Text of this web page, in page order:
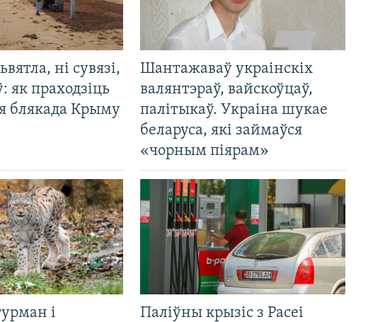
ні сувязі,
як праходзіць
блякада Крыму
Шантажаваў украінскіх
валянтэраў, вайскоўцаў,
палітыкаў. Украіна шукае
беларуса, які займаўся
«чорным піярам»
і
Паліўны крызіс з Расеі